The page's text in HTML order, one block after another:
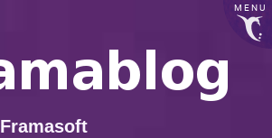
MENU
Framasoft